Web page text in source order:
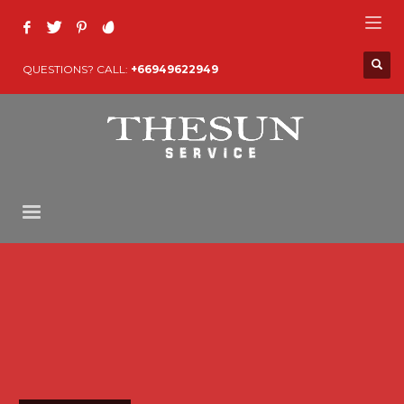
QUESTIONS? CALL: +66949622949